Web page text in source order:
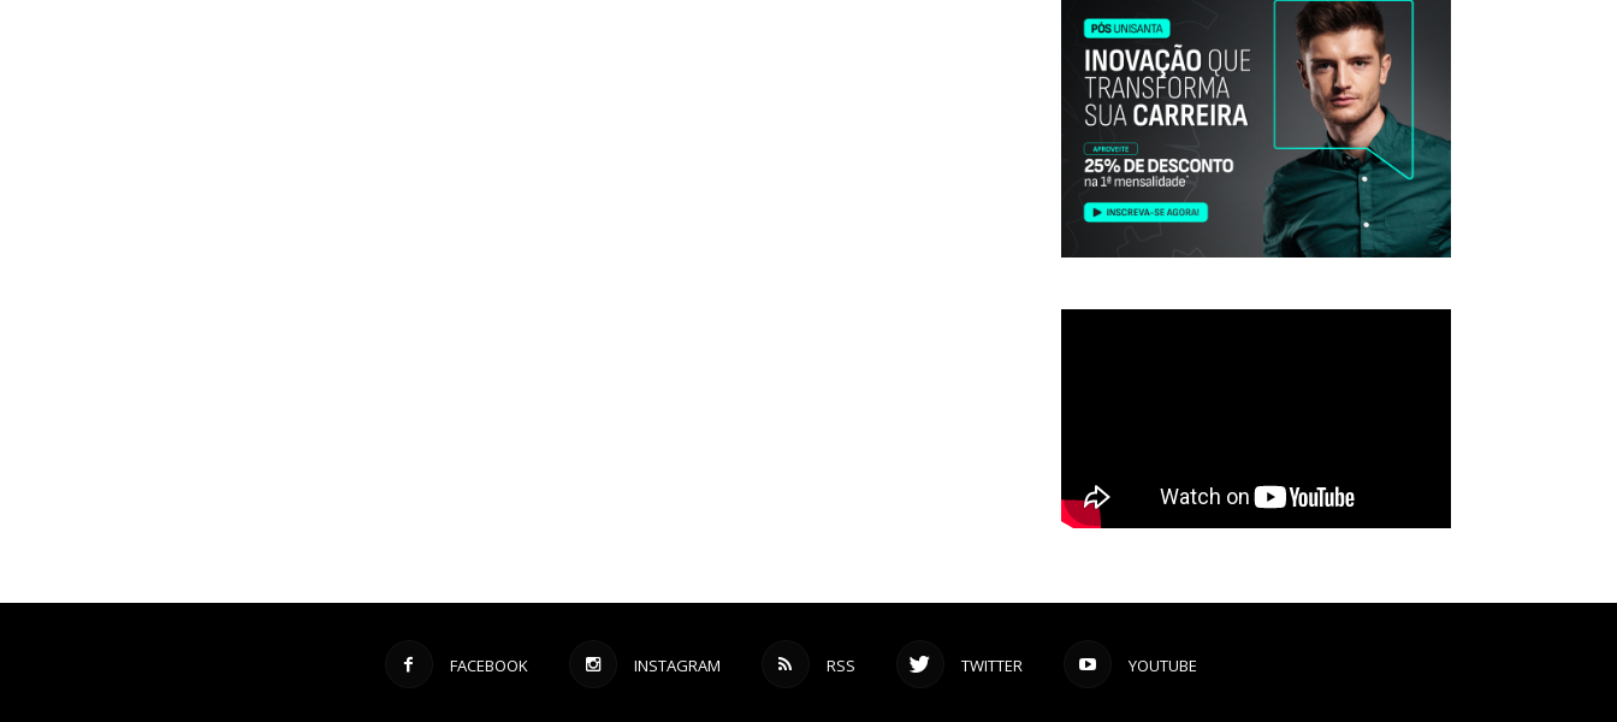
FACEBOOK INSTAGRAM RSS TWITTER YOUTUBE